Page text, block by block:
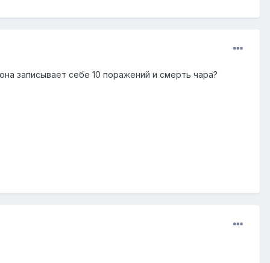
записывает себе 10 поражений и смерть чара?